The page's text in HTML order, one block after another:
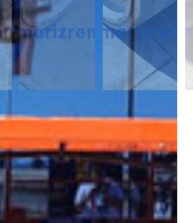
para trabajar en interior, alcanzan
Se caracterizan por llevas ruedas
lo que permite ampliar la zona de